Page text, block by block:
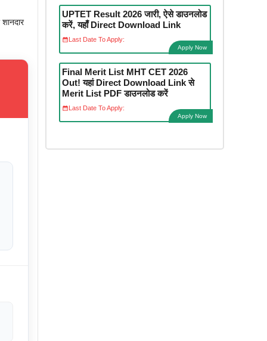
UPTET Result 2026 जारी, ऐसे डाउनलोड
करें, यहाँ Direct Download Link
Last Date To Apply:
Apply Now
Final Merit List MHT CET 2026
Out! यहां Direct Download Link से
Merit List PDF डाउनलोड करें
Last Date To Apply:
Apply Now